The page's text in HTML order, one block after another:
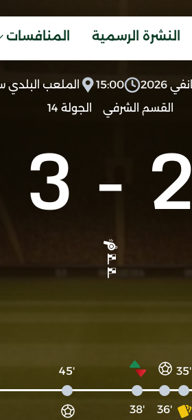
النشرة الرسمية المنافسات
15:00
الملعب
القسم الشرفي
الجولة 14
2
-
3
'35
'36
'38
'45